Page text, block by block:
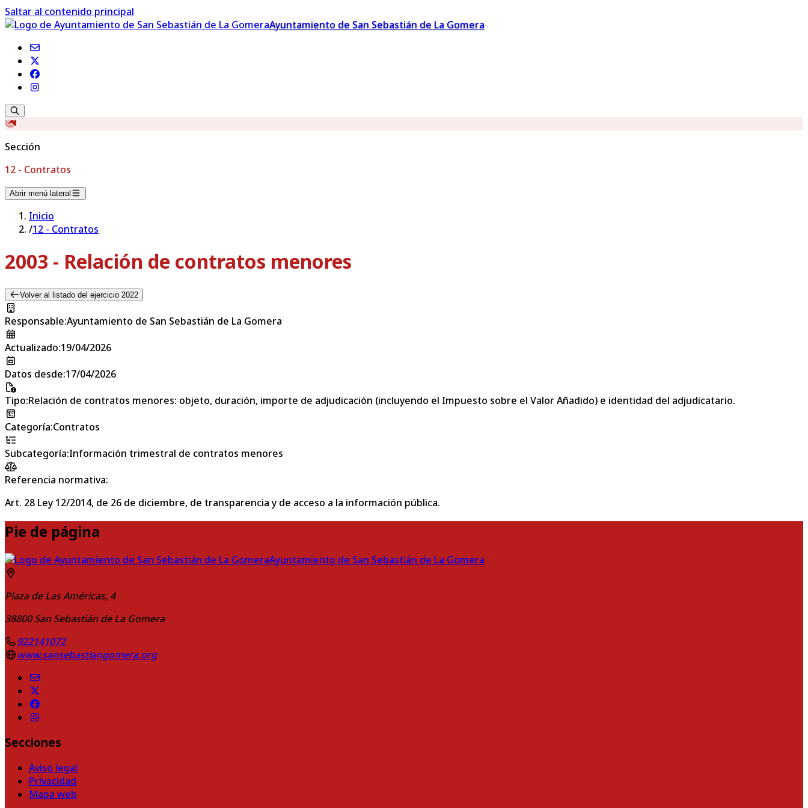
Saltar al contenido principal
Ayuntamiento de San Sebastián de La Gomera
Sección
12 - Contratos
Abrir menú lateral
Inicio
/12 - Contratos
2003 - Relación de contratos menores
Volver al listado del ejercicio 2022
Responsable:Ayuntamiento de San Sebastián de La Gomera
Actualizado:19/04/2026
Datos desde:17/04/2026
Tipo:Relación de contratos menores: objeto, duración, importe de adjudicación (incluyendo el Impuesto sobre el Valor Añadido) e identidad del adjudicatario.
Categoría:Contratos
Subcategoría:Información trimestral de contratos menores
Referencia normativa:
Art. 28 Ley 12/2014, de 26 de diciembre, de transparencia y de acceso a la información pública.
Pie de página
Ayuntamiento de San Sebastián de La Gomera
Plaza de Las Américas, 4
38800 San Sebastián de La Gomera
922141072
www.sansebastiangomera.org
Secciones
Aviso legal
Privacidad
Mapa web